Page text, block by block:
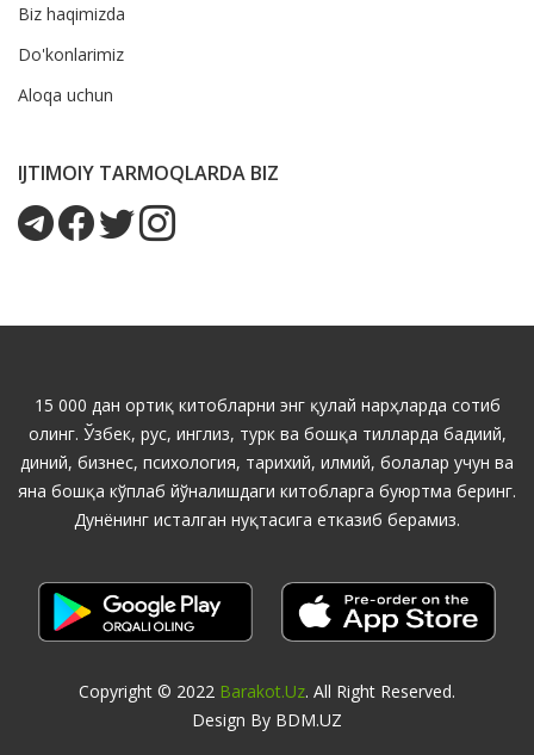
Biz haqimizda
Do'konlarimiz
Aloqa uchun
IJTIMOIY TARMOQLARDA BIZ
15 000 дан ортиқ китобларни энг қулай нарҳларда сотиб
олинг. Ўзбек, рус, инглиз, турк ва бошқа тилларда бадиий,
диний, бизнес, психология, тарихий, илмий, болалар учун ва
яна бошқа кўплаб йўналишдаги китобларга буюртма беринг.
Дунёнинг исталган нуқтасига етказиб берамиз.
Copyright © 2022 Barakot.uz. All Right Reserved.
Design By BDM.UZ